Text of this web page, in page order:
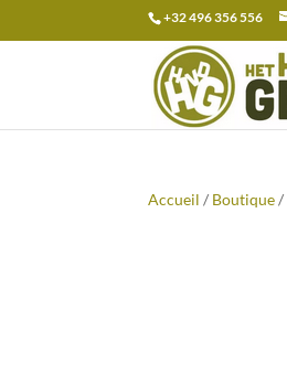
+32 496 356 556
Recherche
pour :
Accueil / Boutique/